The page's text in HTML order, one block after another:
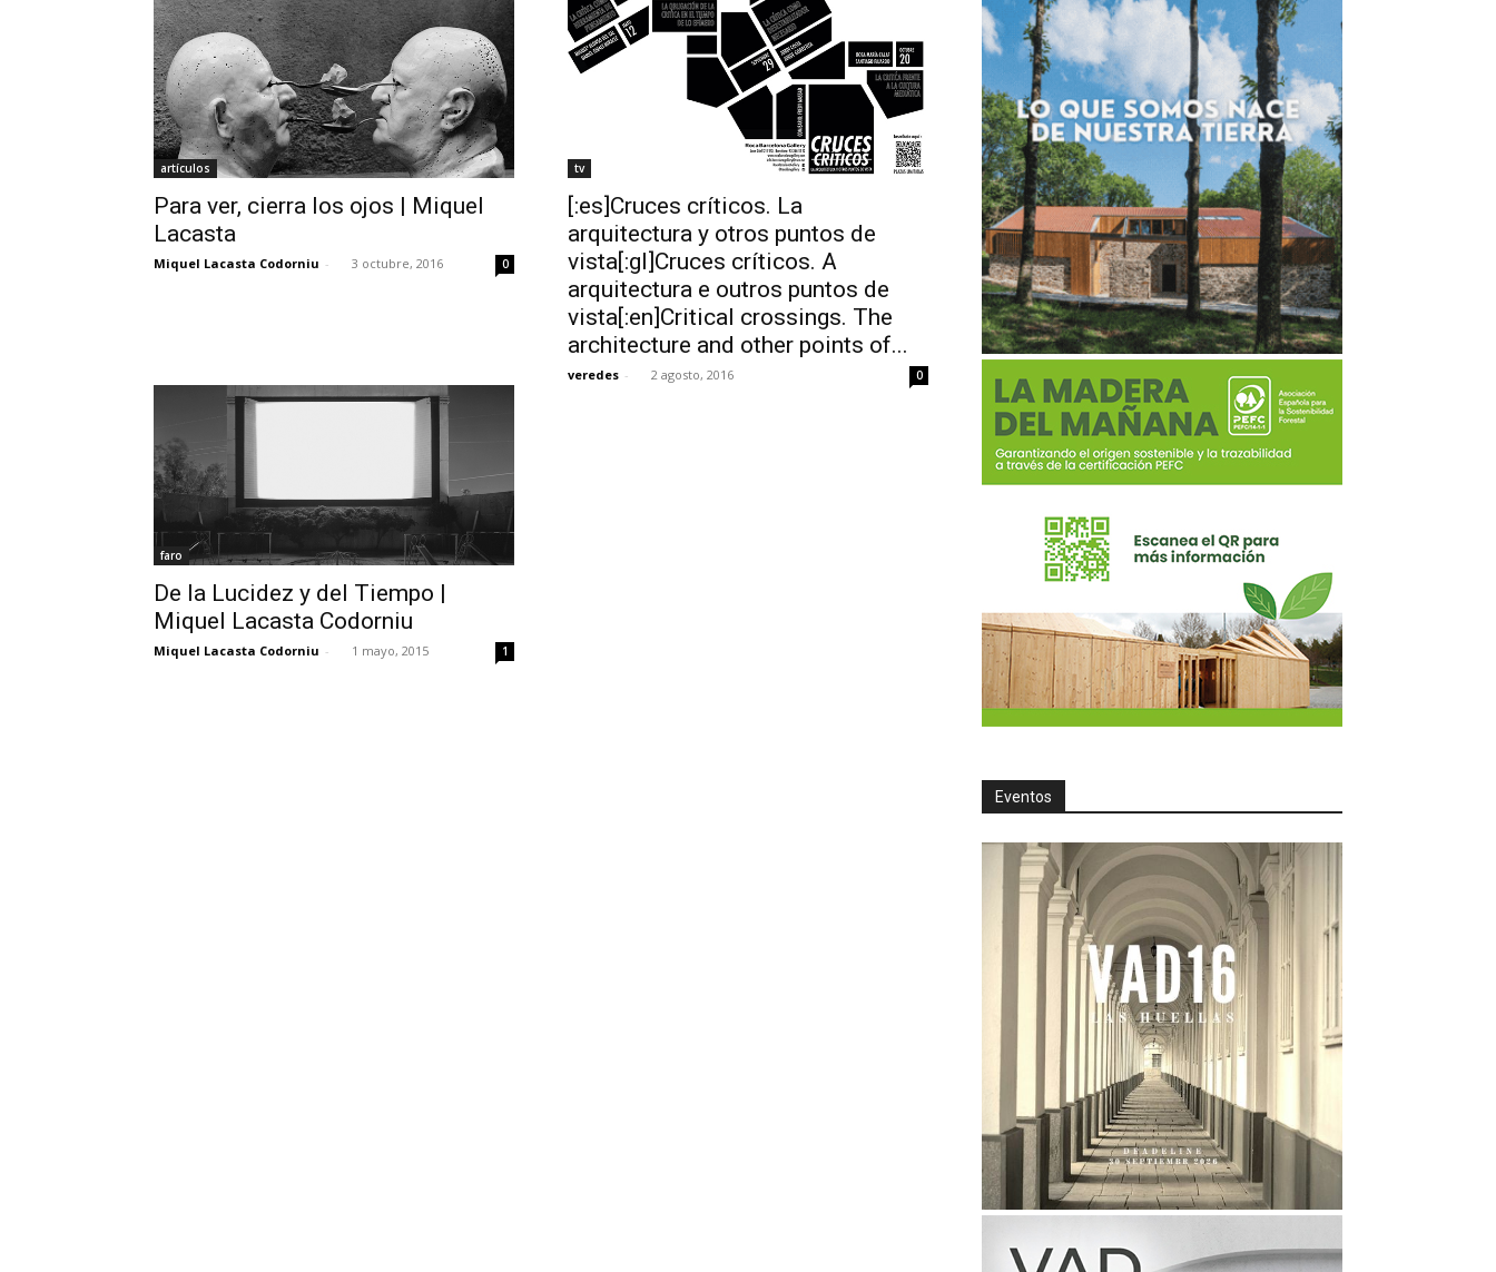
artículos
Para ver, cierra los ojos | Miquel
Lacasta
Miquel Lacasta Codorniu - 3 octubre, 2016 0
tv
[:es]Cruces críticos. La
arquitectura y otros puntos de
vista[:gl]Cruces críticos. A
arquitectura e outros puntos de
vista[:en]Critical crossings. The
architecture and other points of...
veredes - 2 agosto, 2016 0
faro
De la Lucidez y del Tiempo |
Miquel Lacasta Codorniu
Miquel Lacasta Codorniu - 1 mayo, 2015 1
Eventos